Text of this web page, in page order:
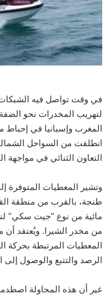
في وقت تواصل فيه
لتهريب المخدرات نحو الضفة
المغرب وإسبانيا في إحباط
انطلقت من السواحل
التعاون الثنائي في مواجهة
وتشير المعطيات المتوفرة
طنجة، بالقرب من منطقة
من مخدر الشيرا. ويُعتقد أن
المعطيات المرتبطة بحركة
الرصد والتتبع والوصول إلى
غير أن هذه المحاولة